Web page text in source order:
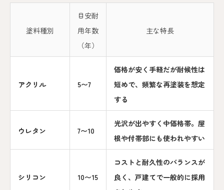
塗料種別
目安耐
用年数
（年）
主な特長
アクリル 5〜7
価格が安く手軽だが耐候性は
短めで、頻繁な再塗装を想定
する
ウレタン 7〜10
光沢が出やすく中価格帯。屋
根や付帯部にも使われやすい
シリコン 10〜15
コストと耐久性のバランスが
良く、戸建てで一般的に採用